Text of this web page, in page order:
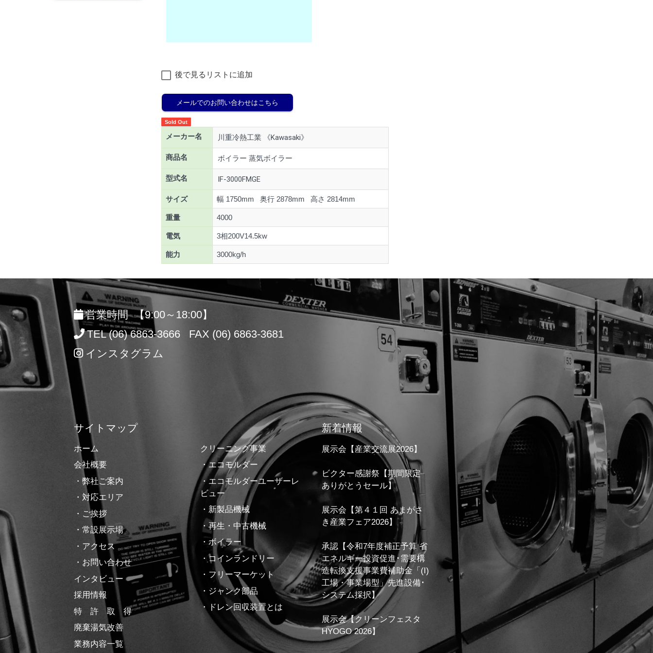
後で見るリストに追加
メールでのお問い合わせはこちら
Sold Out
メーカー名 川重冷熱工業 《Kawasaki》
商品名 ボイラー 蒸気ボイラー
型式名 IF-3000FMGE
サイズ 幅 1750mm 奥行 2878mm 高さ 2814mm
重量 4000
電気 3相200V14.5kw
能力 3000kg/h
営業時間 【9:00～18:00】
TEL (06) 6863-3666 FAX (06) 6863-3681
インスタグラム
サイトマップ
ホーム
会社概要
・弊社ご案内
・対応エリア
・ご挨拶
・常設展示場
・アクセス
・お問い合わせ
インタビュー
採用情報
特 許 取 得
廃棄湯気改善
業務内容一覧
クリーニング事業
・エコモルダー
・エコモルダーユーザーレ
ビュー
・新製品機械
・再生・中古機械
・ボイラー
・コインランドリー
・フリーマーケット
・ジャンク部品
・ドレン回収装置とは
新着情報
展示会【産業交流展2026】
ビクター感謝祭【期間限定
ありがとうセール】
展示会【第４１回 あまがさ
き産業フェア2026】
承認【令和7年度補正予算 省
エネルギー投資促進･需要構
造転換支援事業費補助金「(I)
工場・事業場型」先進設備･
システム採択】
展示会【クリーンフェスタ
HYOGO 2026】